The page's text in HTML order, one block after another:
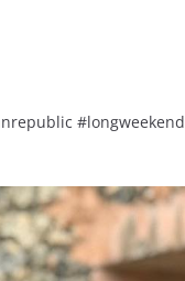
#longweekend